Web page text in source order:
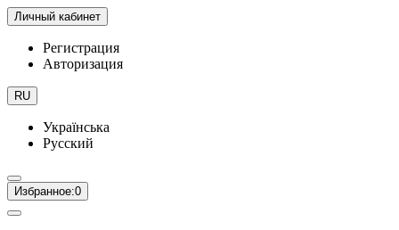
Личный кабинет
Регистрация
Авторизация
RU
Українська
Русский
Избранное:0